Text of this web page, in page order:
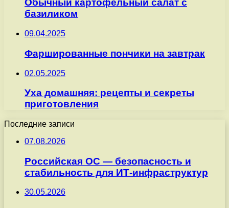
Обычный картофельный салат с
базиликом
09.04.2025
Фаршированные пончики на завтрак
02.05.2025
Уха домашняя: рецепты и секреты
приготовления
Последние записи
07.08.2026
Российская ОС — безопасность и
стабильность для ИТ-инфраструктур
30.05.2026